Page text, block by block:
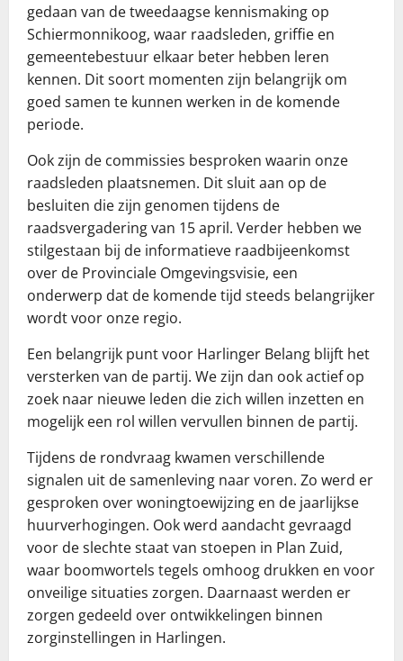
gedaan van de tweedaagse kennismaking op
Schiermonnikoog, waar raadsleden, griffie en
gemeentebestuur elkaar beter hebben leren
kennen. Dit soort momenten zijn belangrijk om
goed samen te kunnen werken in de komende
periode.
Ook zijn de commissies besproken waarin onze
raadsleden plaatsnemen. Dit sluit aan op de
besluiten die zijn genomen tijdens de
raadsvergadering van 15 april. Verder hebben we
stilgestaan bij de informatieve raadbijeenkomst
over de Provinciale Omgevingsvisie, een
onderwerp dat de komende tijd steeds belangrijker
wordt voor onze regio.
Een belangrijk punt voor Harlinger Belang blijft het
versterken van de partij. We zijn dan ook actief op
zoek naar nieuwe leden die zich willen inzetten en
mogelijk een rol willen vervullen binnen de partij.
Tijdens de rondvraag kwamen verschillende
signalen uit de samenleving naar voren. Zo werd er
gesproken over woningtoewijzing en de jaarlijkse
huurverhogingen. Ook werd aandacht gevraagd
voor de slechte staat van stoepen in Plan Zuid,
waar boomwortels tegels omhoog drukken en voor
onveilige situaties zorgen. Daarnaast werden er
zorgen gedeeld over ontwikkelingen binnen
zorginstellingen in Harlingen.